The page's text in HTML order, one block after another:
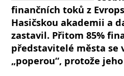
finančních toků z
Hasičskou akademii a
zastavil. Přitom 85%
představitelé města se
„poperou“, protože